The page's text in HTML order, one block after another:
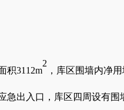
积3112m
2
，库区围墙内净
急出入口，库区四周设有围